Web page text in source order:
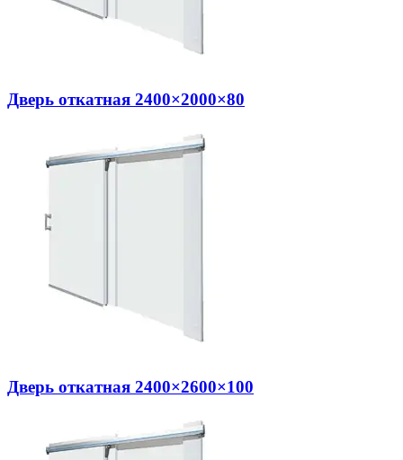
Дверь откатная 2400×2000×80
Дверь откатная 2400×2600×100